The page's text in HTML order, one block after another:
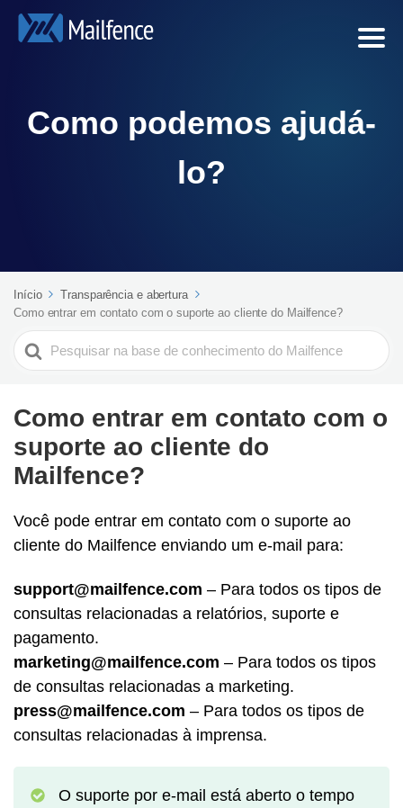
Como podemos ajudá-
lo?
Início
Transparência e abertura
Como entrar em contato com o suporte ao cliente do Mailfence?
Search
For
Como entrar em contato com o
suporte ao cliente do
Mailfence?
Você pode entrar em contato com o suporte ao
cliente do Mailfence enviando um e-mail para:
support@mailfence.com – Para todos os tipos de
consultas relacionadas a relatórios, suporte e
pagamento.
marketing@mailfence.com – Para todos os tipos
de consultas relacionadas a marketing.
press@mailfence.com – Para todos os tipos de
consultas relacionadas à imprensa.
O suporte por e-mail está aberto o tempo